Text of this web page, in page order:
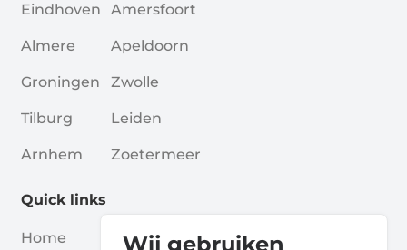
Wij gebruiken
Eindhoven
Almere
Groningen
Tilburg
Arnhem
Amersfoort
Apeldoorn
Zwolle
Leiden
Zoetermeer
Quick links
Home Blogs